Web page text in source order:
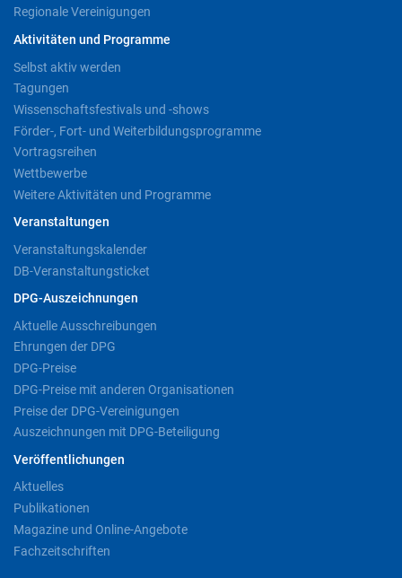
Regionale Vereinigungen
Aktivitäten und Programme
Selbst aktiv werden
Tagungen
Wissenschaftsfestivals und -shows
Förder-, Fort- und Weiterbildungsprogramme
Vortragsreihen
Wettbewerbe
Weitere Aktivitäten und Programme
Veranstaltungen
Veranstaltungskalender
DB-Veranstaltungsticket
DPG-Auszeichnungen
Aktuelle Ausschreibungen
Ehrungen der DPG
DPG-Preise
DPG-Preise mit anderen Organisationen
Preise der DPG-Vereinigungen
Auszeichnungen mit DPG-Beteiligung
Veröffentlichungen
Aktuelles
Publikationen
Magazine und Online-Angebote
Fachzeitschriften